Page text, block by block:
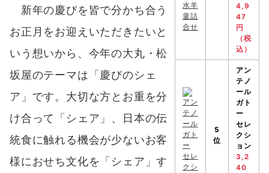
新年の慶びを皆で分かち合う
お正月をお迎えいただきたいと
いう想いから、今年の大丸・松
坂屋のテーマは「慶びのシェ
ア」です。大切な方とお重を分
け合って「シェア」、日本の伝
統食に触れる機会が少ないお客
様におせち文化を「シェア」す
4,9
47
円
（税
込）
5
位
アン
テノ
ール
ガト
ー
セレ
クシ
ョン
3,2
40